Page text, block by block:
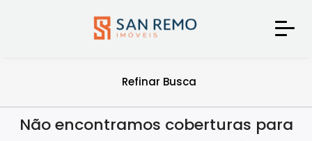
Refinar Busca
Não encontramos coberturas para